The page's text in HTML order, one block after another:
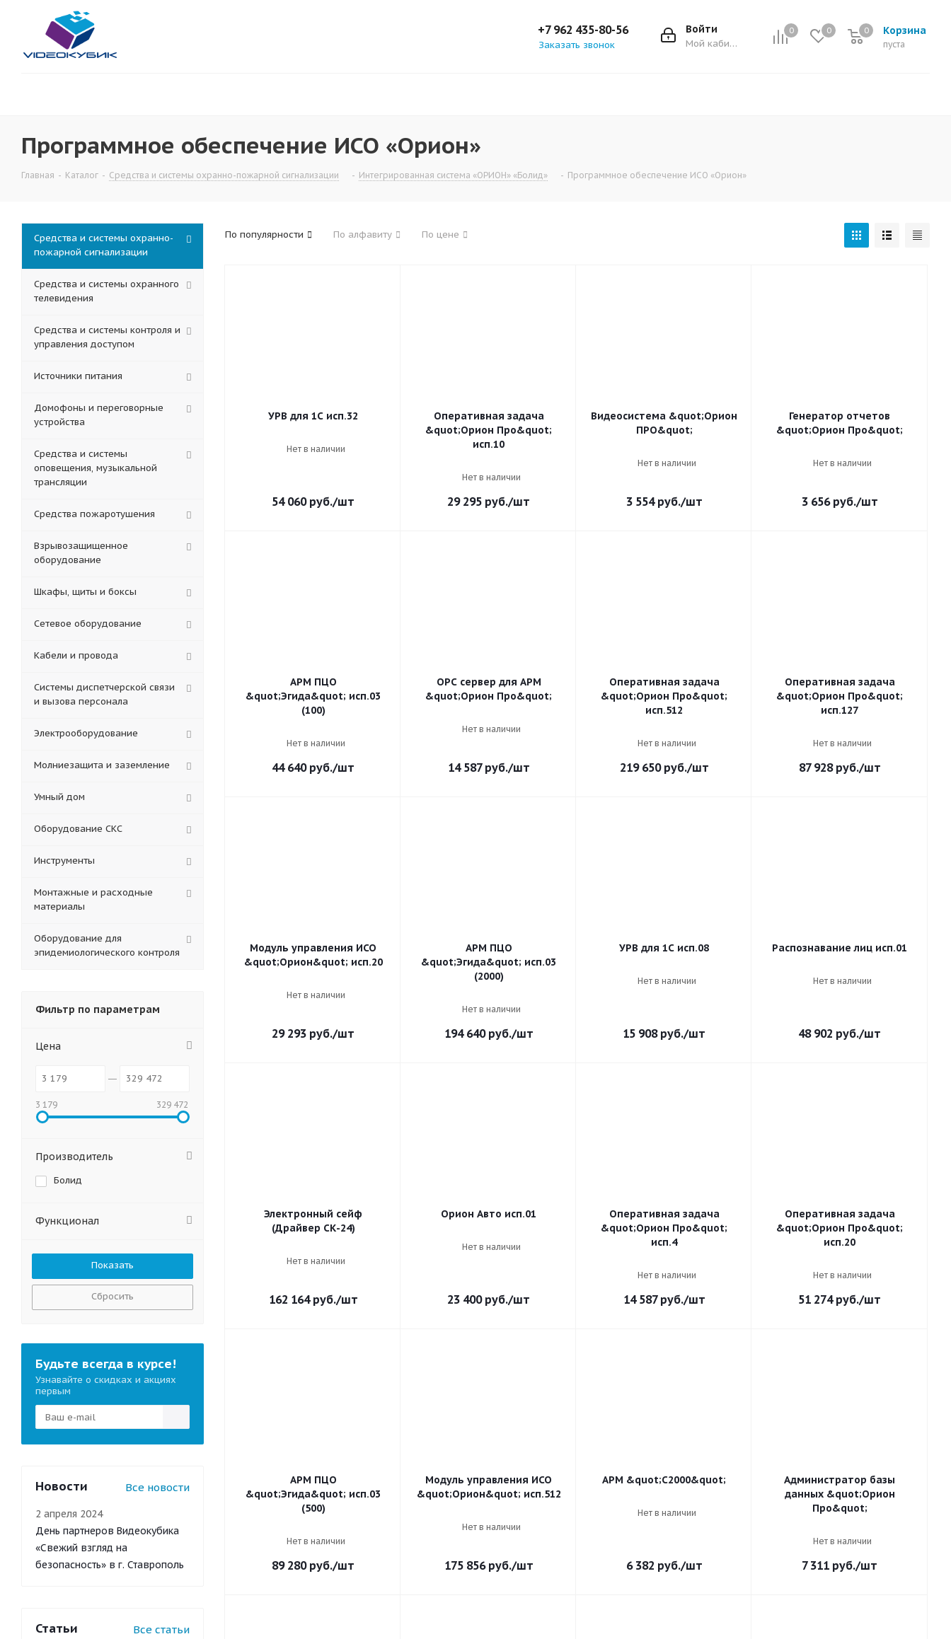
0 0 Корзина
0
пуста
0
Войти
Мой кабинет
+7 962 435-80-56
Заказать звонок
Программное обеспечение ИСО «Орион»
Главная - Каталог - Средства и системы охранно-пожарной сигнализации - Интегрированная система «ОРИОН» «Болид» - Программное обеспечение ИСО «Орион»
По популярности По алфавиту По цене
УРВ для 1С исп.32
Нет в наличии
54 060руб./шт
Оперативная задача
&quot;Орион Про&quot;
исп.10
Нет в наличии
29 295 руб./шт
Видеосистема &quot;Орион
ПРО&quot;
Нет в наличии
3 554руб./шт
Генератор отчетов
&quot;Орион Про&quot;
Нет в наличии
3 656руб./шт
АРМ ПЦО
&quot;Эгида&quot; исп.03
(100)
Нет в наличии
44 640руб./шт
OPC сервер для АРМ
&quot;Орион Про&quot;
Нет в наличии
14 587руб./шт
Оперативная задача
&quot;Орион Про&quot;
исп.512
Нет в наличии
219 650руб./шт
Оперативная задача
&quot;Орион Про&quot;
исп.127
Нет в наличии
87 928руб./шт
Модуль управления ИСО
&quot;Орион&quot; исп.20
Нет в наличии
29 293 руб./шт
АРМ ПЦО
&quot;Эгида&quot; исп.03
(2000)
Нет в наличии
194 640руб./шт
УРВ для 1С исп.08
Нет в наличии
15 908руб./шт
Распознавание лиц исп.01
Нет в наличии
48 902 руб./шт
Электронный сейф
(Драйвер СК-24)
Нет в наличии
162 164руб./шт
Орион Авто исп.01
Нет в наличии
23 400руб./шт
Оперативная задача
&quot;Орион Про&quot;
исп.4
Нет в наличии
14 587руб./шт
Оперативная задача
&quot;Орион Про&quot;
исп.20
Нет в наличии
51 274руб./шт
АРМ ПЦО
&quot;Эгида&quot; исп.03
(500)
Нет в наличии
89 280руб./шт
Модуль управления ИСО
&quot;Орион&quot; исп.512
Нет в наличии
175 856руб./шт
АРМ &quot;С2000&quot;
Нет в наличии
6 382 руб./шт
Администратор базы
данных &quot;Орион
Про&quot;
Нет в наличии
7 311 руб./шт
Средства и системы охранно-
пожарной сигнализации
Средства и системы охранного
телевидения
Средства и системы контроля и
управления доступом
Источники питания
Домофоны и переговорные
устройства
Средства и системы
оповещения, музыкальной
трансляции
Средства пожаротушения
Взрывозащищенное
оборудование
Шкафы, щиты и боксы
Сетевое оборудование
Кабели и провода
Системы диспетчерской связи
и вызова персонала
Электрооборудование
Молниезащита и заземление
Умный дом
Оборудование СКС
Инструменты
Монтажные и расходные
материалы
Оборудование для
эпидемиологического контроля
Фильтр по параметрам
Цена
3 179 329 472
Производитель
Болид
Функционал
Сбросить
Будьте всегда в курсе!
Узнавайте о скидках и акциях
первым
Новости Все новости
2 апреля 2024
День партнеров Видеокубика
«Свежий взгляд на
безопасность» в г. Ставрополь
Статьи Все статьи